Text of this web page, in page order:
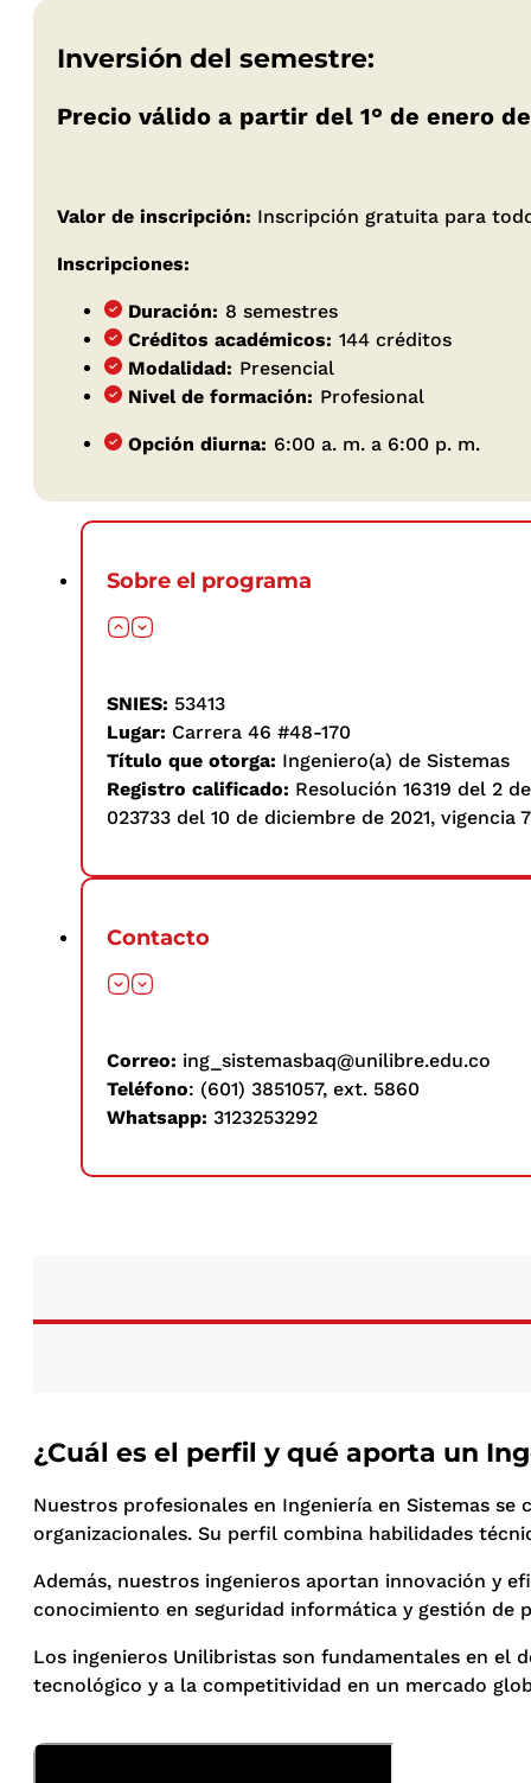
Inversión del semestre:
Precio válido a partir del 1° de enero
Valor de inscripción: Inscripción gratuita para
Inscripciones:
Duración: 8 semestres
Créditos académicos: 144 créditos
Modalidad: Presencial
Nivel de formación: Profesional
Opción diurna: 6:00 a. m. a 6:00 p. m.
Sobre el programa
SNIES: 53413
Lugar: Carrera 46 #48-170
Título que otorga: Ingeniero(a) de Sistemas
Registro calificado: Resolución 16319 del
023733 del 10 de diciembre de 2021, vigencia
Contacto
Correo: ing_sistemasbaq@unilibre.edu.co
Teléfono: (601) 3851057, ext. 5860
Whatsapp: 3123253292
¿Cuál es el perfil y qué aporta un
Nuestros profesionales en Ingeniería en Sistemas
organizacionales. Su perfil combina habilidades
Además, nuestros ingenieros aportan innovación y
conocimiento en seguridad informática y gestión de
Los ingenieros Unilibristas son fundamentales en el
tecnológico y a la competitividad en un mercado